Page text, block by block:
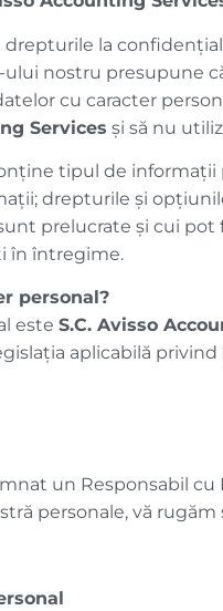
drepturile la
nostru presupune
cu caracter
Services și să nu
tipul de informații
drepturile și
prelucrate și cui
în întregime.
personal?
este S.C. Avisso
aplicabilă
un Responsabil
personale, vă